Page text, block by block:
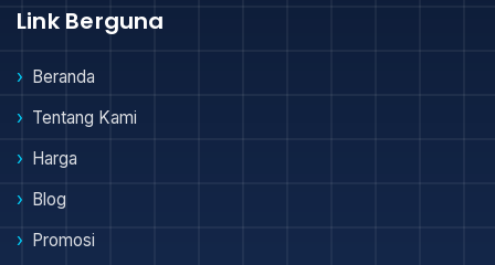
Link Berguna
Beranda
Tentang Kami
Harga
Blog
Promosi